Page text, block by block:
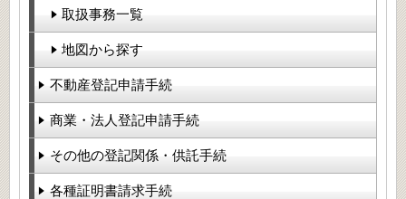
取扱事務一覧
地図から探す
不動産登記申請手続
商業・法人登記申請手続
その他の登記関係・供託手続
各種証明書請求手続